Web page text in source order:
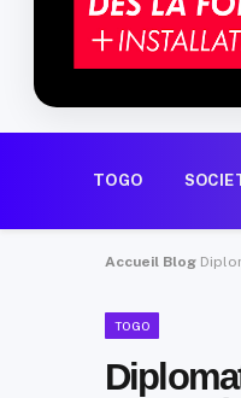
TOGO
Accueil Blog
TOGO